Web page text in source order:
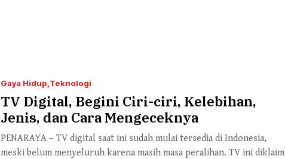
Gaya Hidup Teknologi
TV Digital, Begini Ciri-ciri, Kelebihan,
Jenis, dan Cara Mengeceknya
PENARAYA – TV digital saat ini sudah mulai tersedia di Indonesia,
meski belum menyeluruh karena masih masa peralihan. TV ini diklaim